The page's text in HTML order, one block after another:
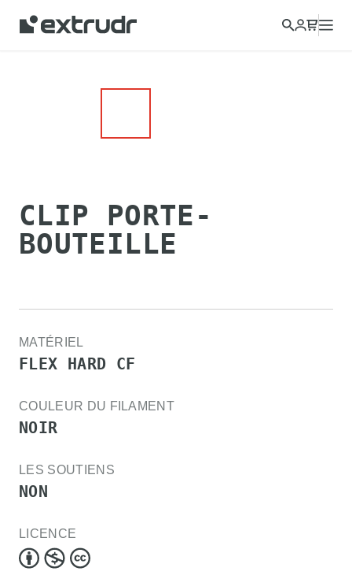
CLIP PORTE-
BOUTEILLE
MATÉRIEL
FLEX HARD CF
COULEUR DU FILAMENT
NOIR
LES SOUTIENS
NON
LICENCE